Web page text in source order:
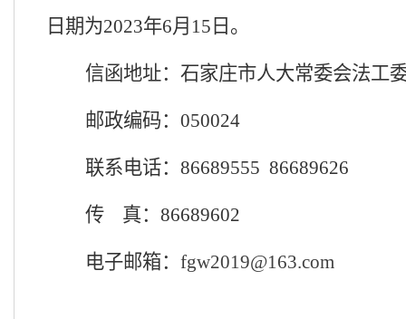
日期为2023年6月 15 日。
信函地址：石家庄市人大常委会法工
邮政编码： 050024
联系电话： 86689555 86689626
传 真： 86689602
电子邮箱： fgw2019@163.com